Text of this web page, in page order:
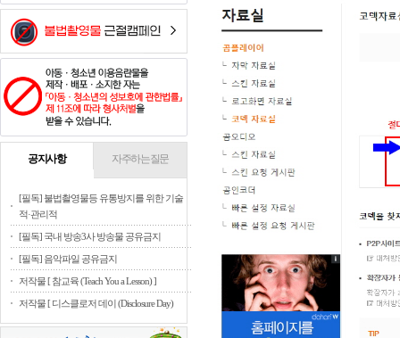
공지사항 자주하는질문
[필독] 불법촬영물등 유통방지를 위한 기술
적·관리적
[필독] 국내 방송3사 방송물 공유금지
[필독] 음악파일 공유금지
저작물 [ 참교육 (Teach You a Lesson) ]
저작물 [ 디스클로저 데이 (Disclosure Day)